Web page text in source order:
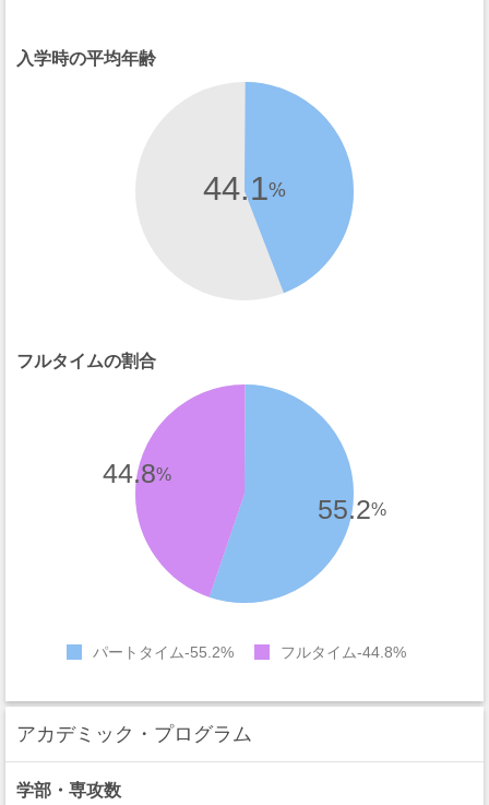
入学時の平均年齢
44.1%
フルタイムの割合
55.2%
44.8%
パートタイム 55.2% フルタイム 44.8%
アカデミック・プログラム
学部・専攻数